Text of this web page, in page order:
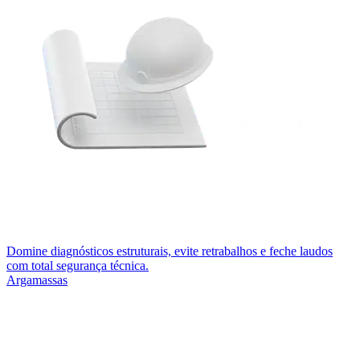
Domine diagnósticos estruturais, evite retrabalhos e feche laudos
com total segurança técnica.
Argamassas